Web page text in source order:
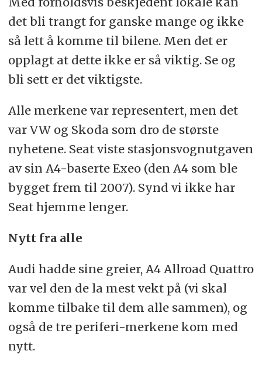
det bli trangt for ganske mange og ikke
så lett å komme til bilene. Men det er
opplagt at dette ikke er så viktig. Se og
bli sett er det viktigste.
Alle merkene var representert, men det
var VW og Skoda som dro de største
nyhetene. Seat viste stasjonsvognutgaven
av sin A4-baserte Exeo (den A4 som ble
bygget frem til 2007). Synd vi ikke har
Seat hjemme lenger.
Nytt fra alle
Audi hadde sine greier, A4 Allroad Quattro
var vel den de la mest vekt på (vi skal
komme tilbake til dem alle sammen), og
også de tre periferi-merkene kom med
nytt.